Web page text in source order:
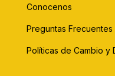
Conocenos
Preguntas Frecuentes
Políticas de Cambio y